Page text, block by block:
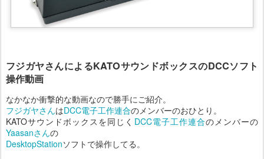
フジガヤさんによるKATOサウンドボックスのDCCソフト
操作動画
なかなか衝撃的な動画なので勝手にご紹介。
フジガヤさんはDCC電子工作連合のメンバーのおひとり。
KATOサウンドボックスを同じく DCC電子工作連合のメンバーの
Yaasanさんの
DesktopStationソフトで操作してる。